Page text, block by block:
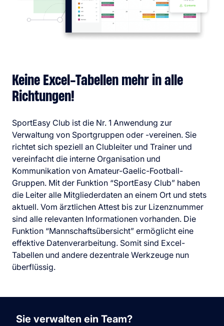
Keine Excel-Tabellen mehr in alle
Richtungen!
SportEasy Club ist die Nr. 1 Anwendung zur
Verwaltung von Sportgruppen oder -vereinen. Sie
richtet sich speziell an Clubleiter und Trainer und
vereinfacht die interne Organisation und
Kommunikation von Amateur-Gaelic-Football-
Gruppen. Mit der Funktion “SportEasy Club” haben
die Leiter alle Mitgliederdaten an einem Ort und stets
aktuell. Vom ärztlichen Attest bis zur Lizenznummer
sind alle relevanten Informationen vorhanden. Die
Funktion “Mannschaftsübersicht” ermöglicht eine
effektive Datenverarbeitung. Somit sind Excel-
Tabellen und andere dezentrale Werkzeuge nun
überflüssig.
Sie verwalten ein Team?